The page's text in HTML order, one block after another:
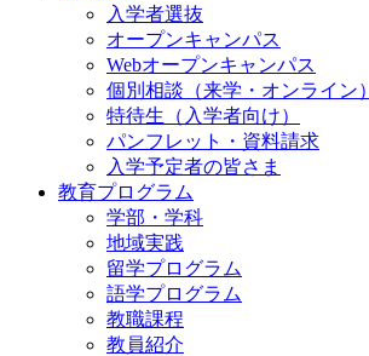
入学者選抜
オープンキャンパス
Webオープンキャンパス
個別相談（来学・オンライン）
特待生（入学者向け）
パンフレット・資料請求
入学予定者の皆さま
教育プログラム
学部・学科
地域実践
留学プログラム
語学プログラム
教職課程
教員紹介